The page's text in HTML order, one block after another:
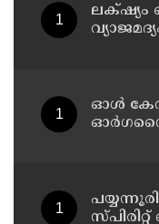
ലക്‌ഷ്യം
ഓൾ